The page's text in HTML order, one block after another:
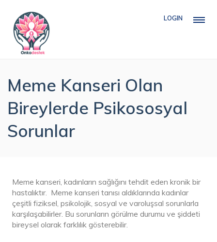
LOGIN
Meme Kanseri Olan
Bireylerde Psikososyal
Sorunlar
Meme kanseri, kadınların sağlığını tehdit eden kronik bir
hastalıktır. Meme kanseri tanısı aldıklarında kadınlar
çeşitli fiziksel, psikolojik, sosyal ve varoluşsal sorunlarla
karşılaşabilirler. Bu sorunların görülme durumu ve şiddeti
bireysel olarak farklılık gösterebilir.